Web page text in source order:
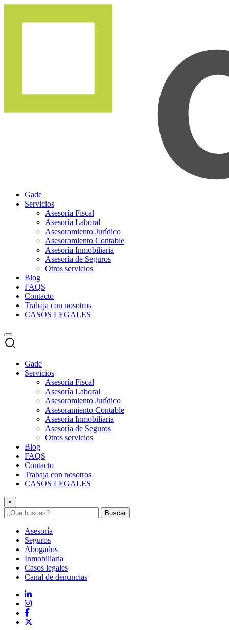
Gade
Servicios
Asesoría Fiscal
Asesoría Laboral
Asesoramiento Jurídico
Asesoramiento Contable
Asesoría Inmobiliaria
Asesoría de Seguros
Otros servicios
Blog
FAQS
Contacto
Trabaja con nosotros
CASOS LEGALES
Gade
Servicios
Asesoría Fiscal
Asesoría Laboral
Asesoramiento Jurídico
Asesoramiento Contable
Asesoría Inmobiliaria
Asesoría de Seguros
Otros servicios
Blog
FAQS
Contacto
Trabaja con nosotros
CASOS LEGALES
×
Buscar
Asesoría
Seguros
Abogados
Inmobiliaria
Casos legales
Canal de denuncias